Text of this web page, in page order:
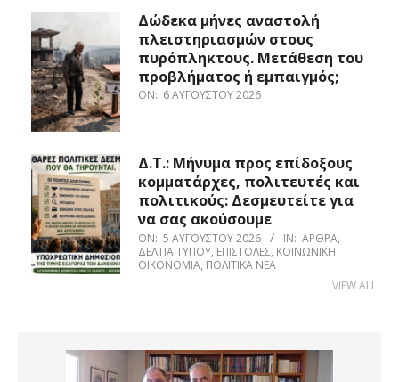
Δώδεκα μήνες αναστολή
πλειστηριασμών στους
πυρόπληκτους. Μετάθεση του
προβλήματος ή εμπαιγμός;
ON: 6 ΑΥΓΟΎΣΤΟΥ 2026
Δ.Τ.: Μήνυμα προς επίδοξους
κομματάρχες, πολιτευτές και
πολιτικούς: Δεσμευτείτε για
να σας ακούσουμε
ON: 5 ΑΥΓΟΎΣΤΟΥ 2026 IN: ΆΡΘΡΑ,
ΔΕΛΤΊΑ ΤΎΠΟΥ, ΕΠΙΣΤΟΛΈΣ, ΚΟΙΝΩΝΙΚΉ
ΟΙΚΟΝΟΜΊΑ, ΠΟΛΙΤΙΚΆ ΝΈΑ
VIEW ALL